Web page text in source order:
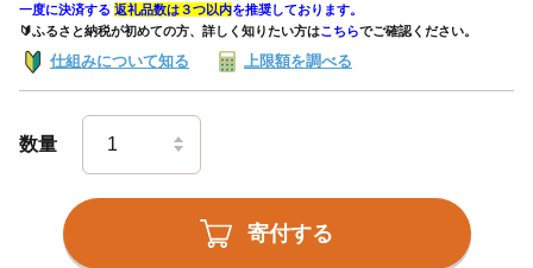
一度に決済する 返礼品数は３つ以内を推奨しております。
🔰ふるさと納税が初めての方、詳しく知りたい方はこちらでご確認ください。
仕組みについて知る 上限額を調べる
数量
寄付する